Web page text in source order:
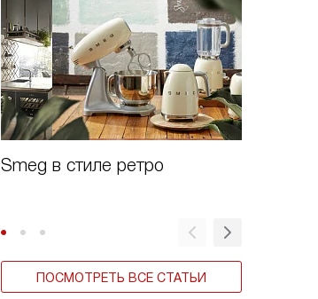
Smeg в стиле ретро
ПОСМОТРЕТЬ ВСЕ СТАТЬИ